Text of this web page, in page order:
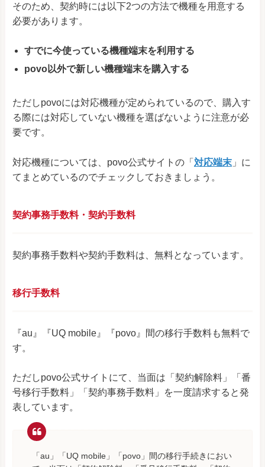
そのため、契約時には以下2つの方法で機種を用意する
必要があります。
すでに今使っている機種端末を利用する
povo以外で新しい機種端末を購入する
ただしpovoには対応機種が定められているので、購入す
る際には対応していない機種を選ばないように注意が必
要です。
対応機種については、povo公式サイトの「 対応端末 」に
てまとめているのでチェックしておきましょう。
契約事務手数料・契約手数料
契約事務手数料や契約手数料は、無料となっています。
移行手数料
『au』『UQ mobile』『povo』間の移行手数料も無料で
す。
ただしpovo公式サイトにて、当面は「契約解除料」「番
号移行手数料」「契約事務手数料」を一度請求すると発
表しています。
「au」「UQ mobile」「povo」間の移行手続きにおい